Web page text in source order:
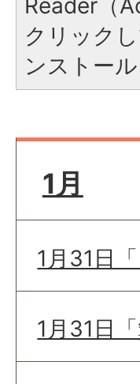
Reader（
クリック
ンストー
1月
1月31日
1月31日